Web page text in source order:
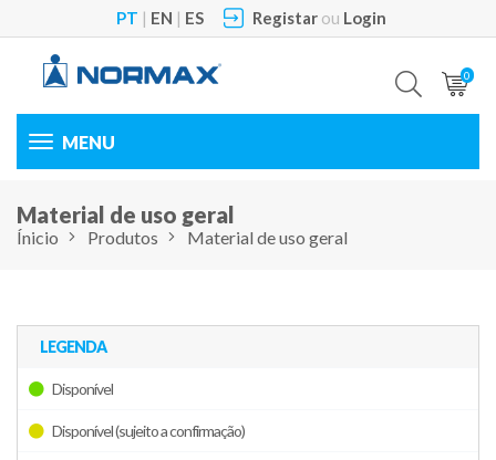
PT | EN | ES Registarou Login
0
Toggle
Material de uso geral
Ínicio Produtos Material de uso geral
LEGENDA
Disponível
Disponível (sujeito a confirmação)